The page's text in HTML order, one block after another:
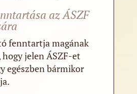
az ÁSZF
fenntartja magának
jelen ÁSZF-et
egészben bármikor